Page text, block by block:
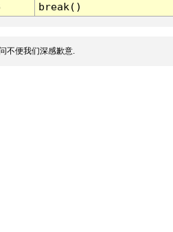
break()
不便我们深感歉意.